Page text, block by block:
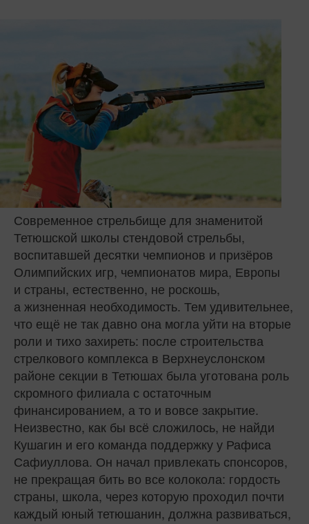
Современное стрельбище для знаменитой
Тетюшской школы стендовой стрельбы,
воспитавшей десятки чемпионов и призёров
Олимпийских игр, чемпионатов мира, Европы
и страны, естественно, не роскошь,
а жизненная необходимость. Тем удивительнее,
что ещё не так давно она могла уйти на вторые
роли и тихо захиреть: после строительства
стрелкового комплекса в Верхнеуслонском
районе секции в Тетюшах была уготована роль
скромного филиала с остаточным
финансированием, а то и вовсе закрытие.
Неизвестно, как бы всё сложилось, не найди
Кушагин и его команда поддержку у Рафиса
Сафиуллова. Он начал привлекать спонсоров,
не прекращая бить во все колокола: гордость
страны, школа, через которую проходил почти
каждый юный тетюшанин, должна развиваться,